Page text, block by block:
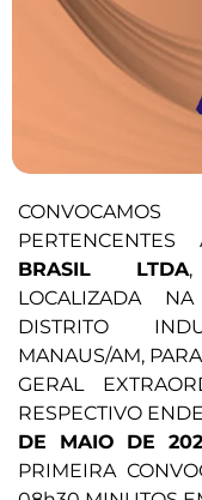
BRASIL LTDA,
LOCALIZADA
DISTRITO
MANAUS/AM,
GERAL
RESPECTIVO
DE MAIO DE
PRIMEIRA